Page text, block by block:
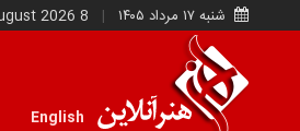
شنبه ۱۷ مرداد ۱۴۰۵ 8 August 2026
English